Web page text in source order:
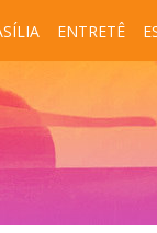
ENTRETÊ